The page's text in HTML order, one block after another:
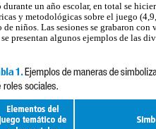
un año escolar, en total se
y metodológicas sobre el juego
niños. Las sesiones se grabaron
se presentan algunos ejemplos de las